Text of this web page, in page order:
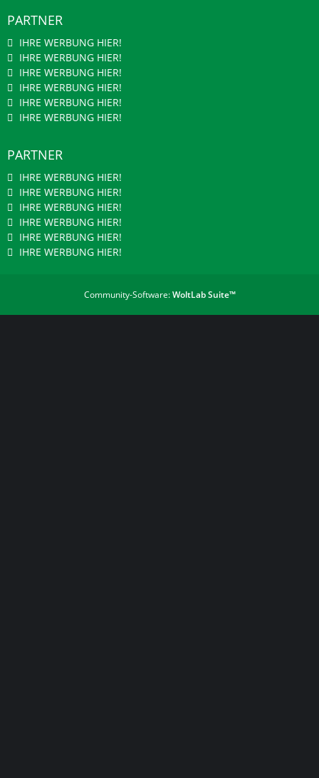
PARTNER
IHRE WERBUNG HIER!
IHRE WERBUNG HIER!
IHRE WERBUNG HIER!
IHRE WERBUNG HIER!
IHRE WERBUNG HIER!
IHRE WERBUNG HIER!
PARTNER
IHRE WERBUNG HIER!
IHRE WERBUNG HIER!
IHRE WERBUNG HIER!
IHRE WERBUNG HIER!
IHRE WERBUNG HIER!
IHRE WERBUNG HIER!
Community-Software:WoltLab Suite™